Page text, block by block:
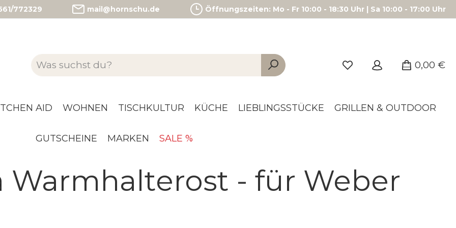
772329 mail@hornschu.de Öffnungszeiten: Mo - Fr 10:00 - 18:30 Uhr | Sa 10:00 - 17:00 Uhr
0,00 €
AID WOHNEN TISCHKULTUR KÜCHE LIEBLINGSSTÜCKE GRILLEN & OUTDOOR
GUTSCHEINE MARKEN SALE %
Warmhalterost - für Weber